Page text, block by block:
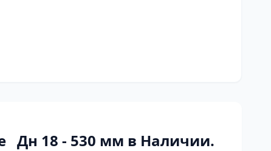
Дн 18 - 530 мм в Наличии.